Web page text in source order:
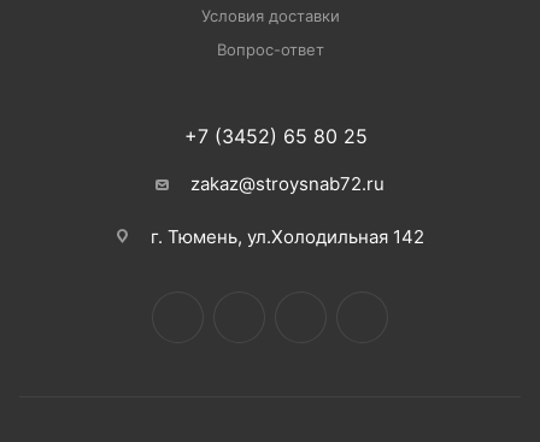
Условия доставки
Вопрос-ответ
+7 (3452) 65 80 25
zakaz@stroysnab72.ru
г. Тюмень, ул.Холодильная 142